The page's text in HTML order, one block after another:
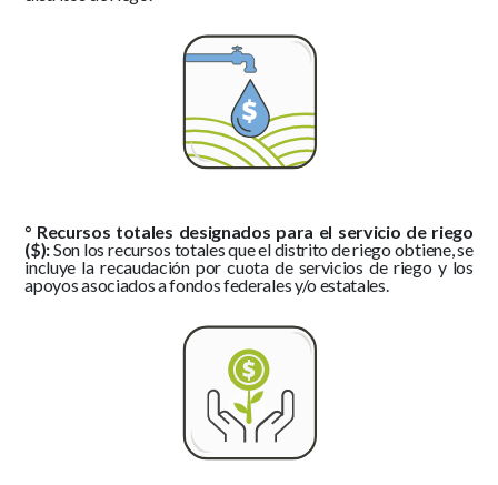
° Recursos totales designados para el servicio de riego
($):Son los recursos totales que el distrito de riego obtiene, se
incluye la recaudación por cuota de servicios de riego y los
apoyos asociados a fondos federales y/o estatales.